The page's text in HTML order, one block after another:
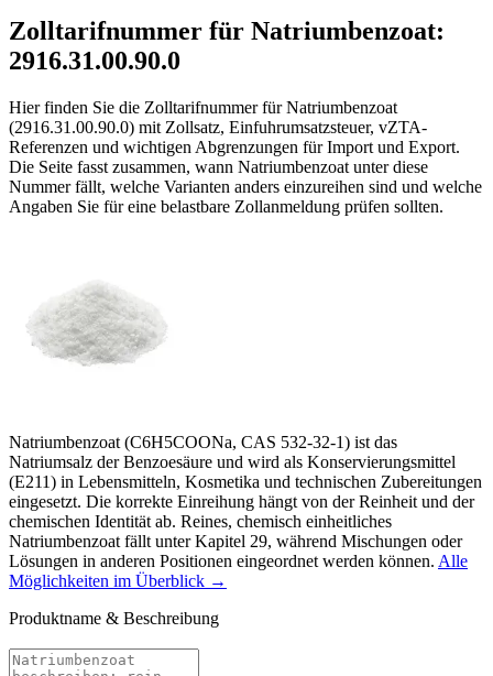
Zolltarifnummer für Natriumbenzoat:
2916.31.00.90.0
Hier finden Sie die Zolltarifnummer für Natriumbenzoat
(2916.31.00.90.0) mit Zollsatz, Einfuhrumsatzsteuer, vZTA-
Referenzen und wichtigen Abgrenzungen für Import und Export.
Die Seite fasst zusammen, wann Natriumbenzoat unter diese
Nummer fällt, welche Varianten anders einzureihen sind und welche
Angaben Sie für eine belastbare Zollanmeldung prüfen sollten.
Natriumbenzoat (C6H5COONa, CAS 532-32-1) ist das
Natriumsalz der Benzoesäure und wird als Konservierungsmittel
(E211) in Lebensmitteln, Kosmetika und technischen Zubereitungen
eingesetzt. Die korrekte Einreihung hängt von der Reinheit und der
chemischen Identität ab. Reines, chemisch einheitliches
Natriumbenzoat fällt unter Kapitel 29, während Mischungen oder
Lösungen in anderen Positionen eingeordnet werden können. Alle
Möglichkeiten im Überblick →
Produktname & Beschreibung